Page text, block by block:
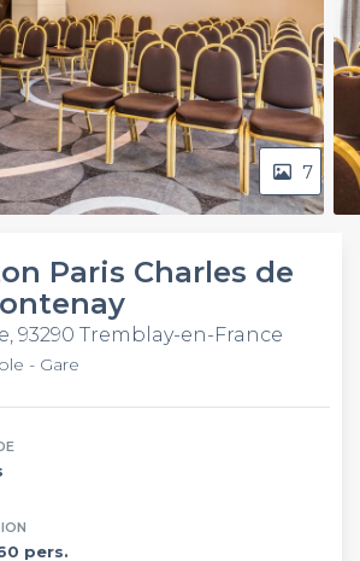
7
Paris Charles de
93290 Tremblay-en-France
- Gare
pers.